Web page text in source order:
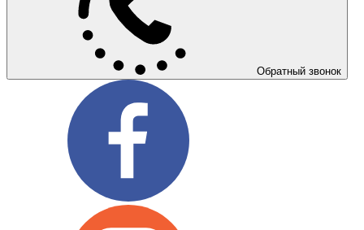
Обратный звонок